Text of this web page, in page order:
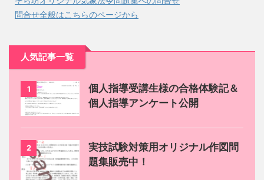
問合せ全般はこちらのページから
人気記事一覧
1
個人指導受講生様の合格体験記＆
個人指導アンケート公開
2
実技試験対策用オリジナル作図問
題集販売中！